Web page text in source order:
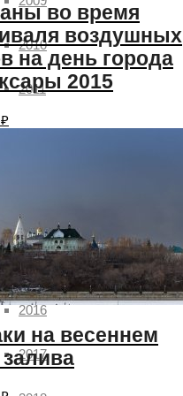
2010
2011
2012
2014
2015
2016
2017
во время
воздушных
на день города
2015
₽
на весеннем